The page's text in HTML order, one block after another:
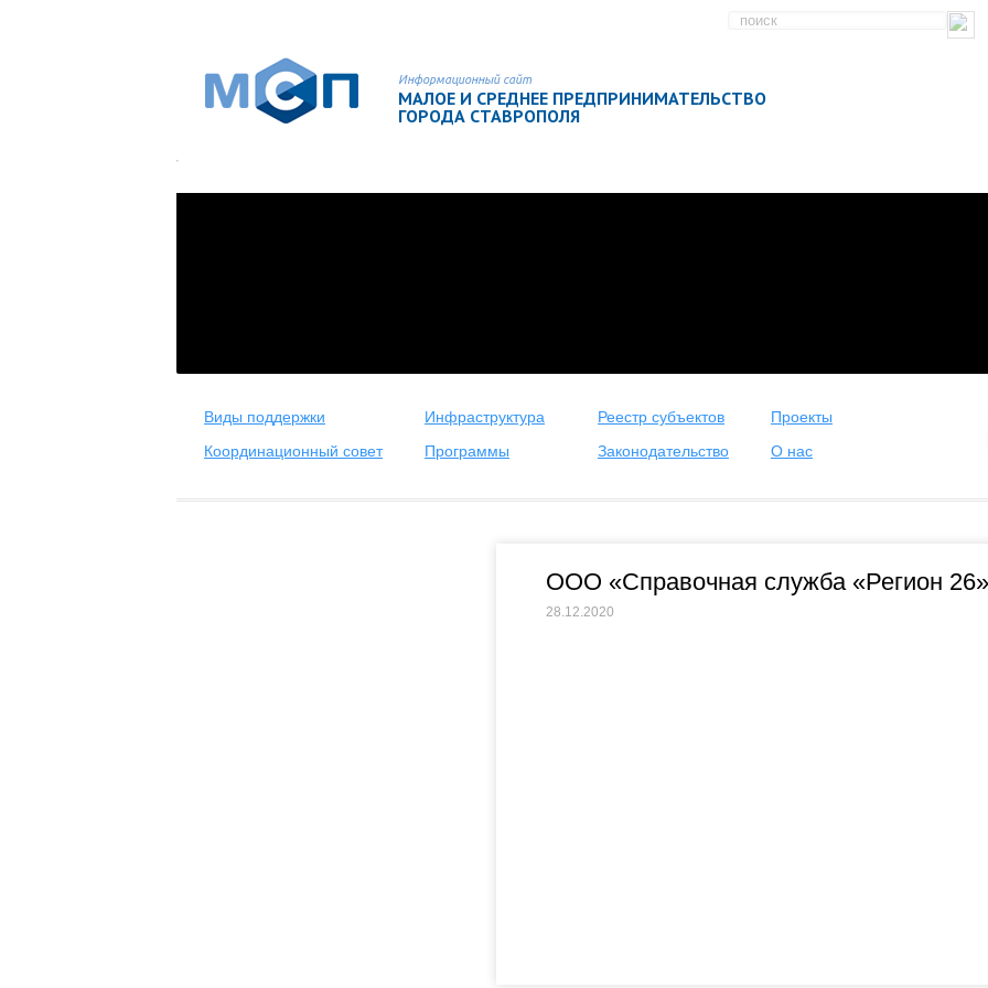
Информационный сайт
МАЛОЕ И СРЕДНЕЕ ПРЕДПРИНИМАТЕЛЬСТВО
ГОРОДА СТАВРОПОЛЯ
Виды поддержки Инфраструктура Реестр субъектов
Проекты
Координационный совет
Программы Законодательство О нас
ООО «Справочная служба «Регион 26»
28.12.2020